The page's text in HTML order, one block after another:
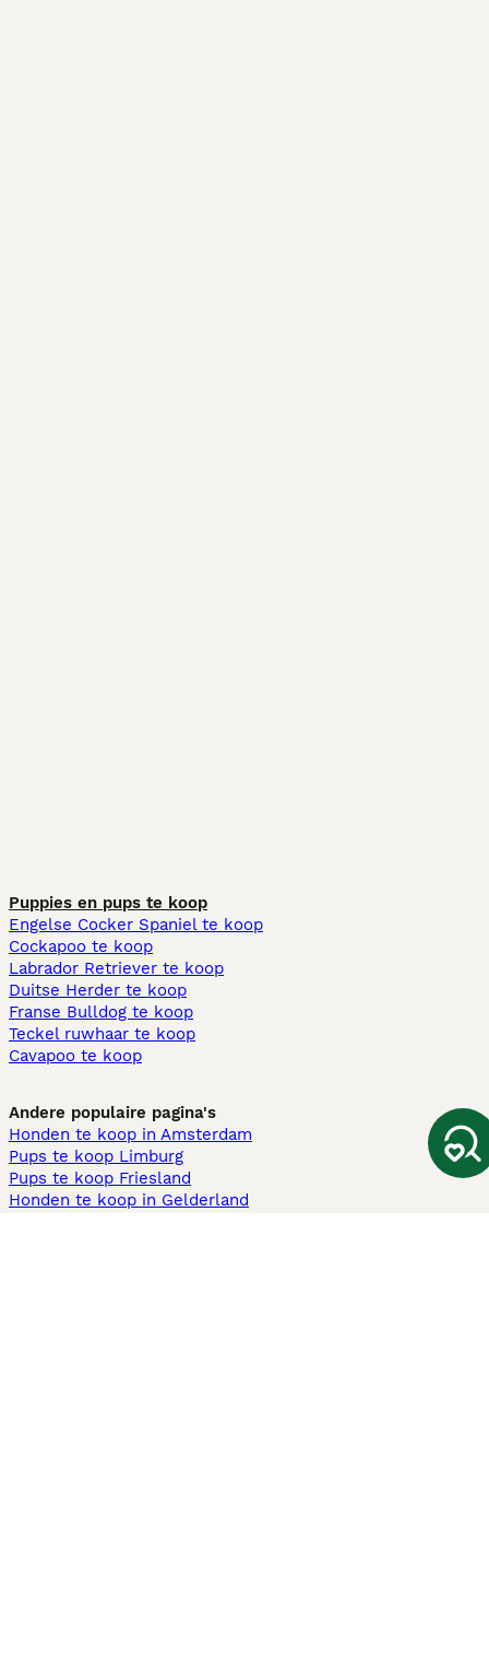
Puppies en pups te koop
Engelse Cocker Spaniel te koop
Cockapoo te koop
Labrador Retriever te koop
Duitse Herder te koop
Franse Bulldog te koop
Teckel ruwhaar te koop
Cavapoo te koop
Andere populaire pagina's
Honden te koop in Amsterdam
Pups te koop Limburg​
Pups te koop Friesland​
Honden te koop in Gelderland